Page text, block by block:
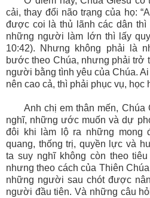
cải, thay đổi não trạng của họ:
được coi là thủ lãnh các dân thì
những người làm lớn thì lấy
10:42). Nhưng không phải là
bước theo Chúa, nhưng phải trở
người bằng tình yêu của Chúa.
nên cao cả, thì phải phục vụ,
Anh chị em thân mến, Chúa
nghĩ, những ước muốn và dự
đôi khi làm lộ ra những mong
quang, thống trị, quyền lực và
ta suy nghĩ không còn theo
nhưng theo cách của Thiên
những người sau chót được
người đầu tiên. Và những câu